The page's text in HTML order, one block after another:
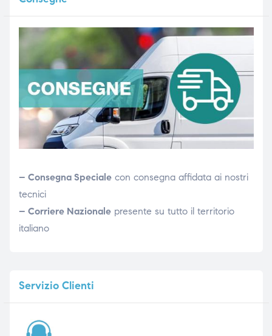
– Consegna Specialecon consegna affidata ai nostri
tecnici
– Corriere Nazionalepresente su tutto il territorio
italiano
ServizioClienti